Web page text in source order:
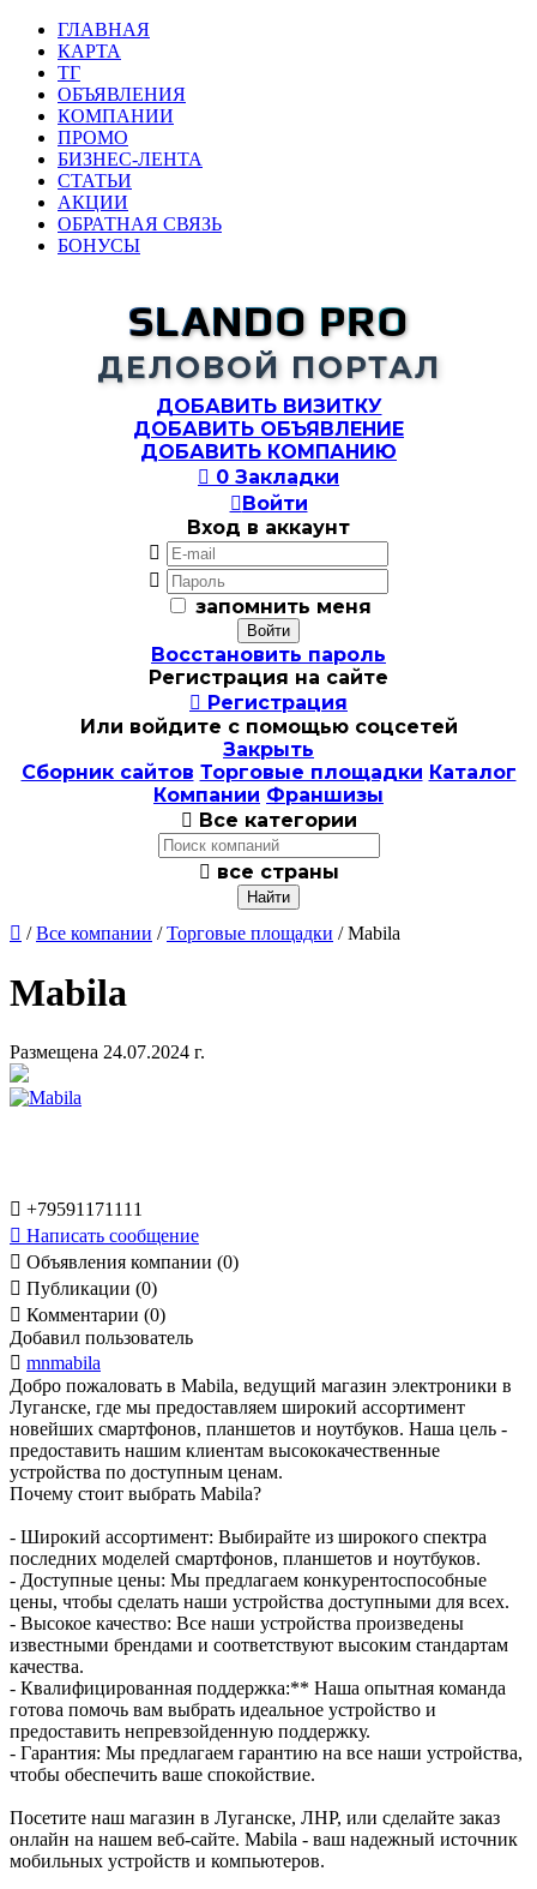
ГЛАВНАЯ
КАРТА
ТГ
ОБЪЯВЛЕНИЯ
КОМПАНИИ
ПРОМО
БИЗНЕС-ЛЕНТА
СТАТЬИ
АКЦИИ
ОБРАТНАЯ СВЯЗЬ
БОНУСЫ
SLANDO PRO
ДЕЛОВОЙ ПОРТАЛ
ДОБАВИТЬ ВИЗИТКУ
ДОБАВИТЬ ОБЪЯВЛЕНИЕ
ДОБАВИТЬ КОМПАНИЮ
 0 Закладки
Войти
Вход в аккаунт


запомнить меня
Восстановить пароль
Регистрация на сайте
 Регистрация
Или войдите с помощью соцсетей
Закрыть
Сборник сайтов Торговые площадки Каталог
Компании Франшизы
 Все категории
 все страны
 /Все компании /Торговые площадки / Mabila
Mabila
Размещена 24.07.2024 г.
 +79591171111
 Написать сообщение
 Объявления компании (0)
 Публикации (0)
 Комментарии (0)
Добавил пользователь
 mnmabila
Добро пожаловать в Mabila, ведущий магазин электроники в
Луганске, где мы предоставляем широкий ассортимент
новейших смартфонов, планшетов и ноутбуков. Наша цель -
предоставить нашим клиентам высококачественные
устройства по доступным ценам.
Почему стоит выбрать Mabila?
- Широкий ассортимент: Выбирайте из широкого спектра
последних моделей смартфонов, планшетов и ноутбуков.
- Доступные цены: Мы предлагаем конкурентоспособные
цены, чтобы сделать наши устройства доступными для всех.
- Высокое качество: Все наши устройства произведены
известными брендами и соответствуют высоким стандартам
качества.
- Квалифицированная поддержка:** Наша опытная команда
готова помочь вам выбрать идеальное устройство и
предоставить непревзойденную поддержку.
- Гарантия: Мы предлагаем гарантию на все наши устройства,
чтобы обеспечить ваше спокойствие.
Посетите наш магазин в Луганске, ЛНР, или сделайте заказ
онлайн на нашем веб-сайте. Mabila - ваш надежный источник
мобильных устройств и компьютеров.